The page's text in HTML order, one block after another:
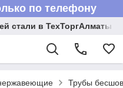
по телефону
стали в ТехТоргАлматы
Трубы